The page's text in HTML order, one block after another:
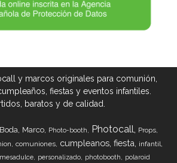
y marcos originales para comunión,
fiestas y eventos infantiles.
baratos y de calidad.
Boda Marco Photo-booth Photocall Props
comuniones cumpleanos fiesta infantil
mesadulce personalizado photobooth polaroid